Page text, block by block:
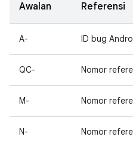
Awalan Referensi
A- ID bug
QC- Nomor
M- Nomor
N- Nomor